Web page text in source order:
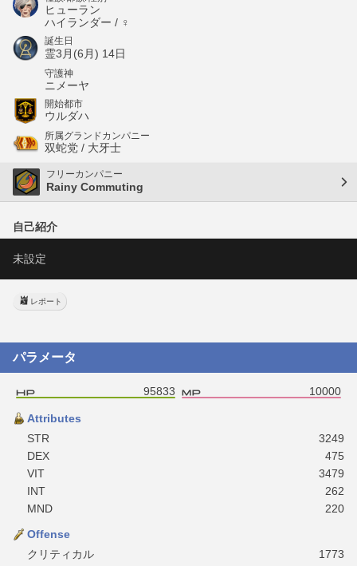
ヒューラン
ハイランダー / ♀
誕生日
霊3月(6月) 14日
守護神
ニメーヤ
開始都市
ウルダハ
所属グランドカンパニー
双蛇党 / 大牙士
フリーカンパニー
Rainy Commuting
自己紹介
未設定
レポート
パラメータ
95833 10000
Attributes
STR
3249
DEX
475
VIT
3479
INT
262
MND
220
Offense
クリティカル
1773